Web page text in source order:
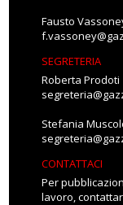
Fausto
SEGRETERIA
Roberta Prodoti
Stefania
CONTATTACI
Per
lavoro,